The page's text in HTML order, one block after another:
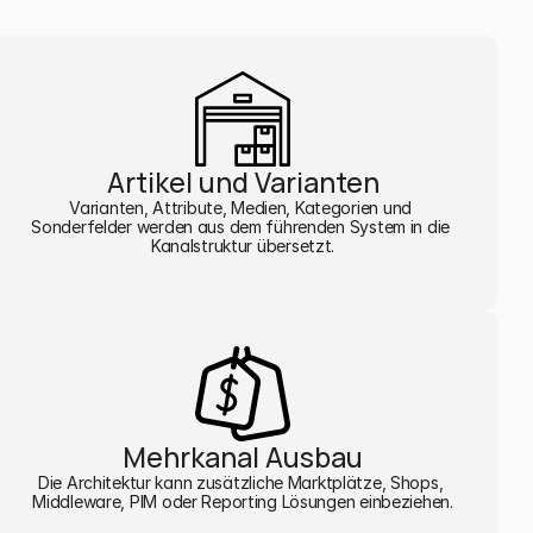
Artikel und Varianten
Varianten, Attribute, Medien, Kategorien und
Sonderfelder werden aus dem führenden System in die
Kanalstruktur übersetzt.
Mehrkanal Ausbau
Die Architektur kann zusätzliche Marktplätze, Shops,
Middleware, PIM oder Reporting Lösungen einbeziehen.